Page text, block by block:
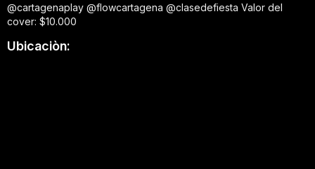
@cartagenaplay @flowcartagena @clasedefiesta Valor del
cover: $10.000
Ubicaciòn: